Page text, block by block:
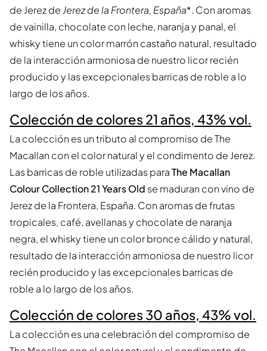
de Jerez de Jerez de la Frontera, España*. Con aromas
de vainilla, chocolate con leche, naranja y panal, el
whisky tiene un color marrón castaño natural, resultado
de la interacción armoniosa de nuestro licor recién
producido y las excepcionales barricas de roble a lo
largo de los años.
Colección de colores 21 años, 43% vol.
La colección es un tributo al compromiso de The
Macallan con el color natural y el condimento de Jerez.
Las barricas de roble utilizadas paraThe Macallan
Colour Collection 21 Years Old se maduran con vino de
Jerez de la Frontera, España. Con aromas de frutas
tropicales, café, avellanas y chocolate de naranja
negra, el whisky tiene un color bronce cálido y natural,
resultado de la interacción armoniosa de nuestro licor
recién producido y las excepcionales barricas de
roble a lo largo de los años.
Colección de colores 30 años, 43% vol.
La colección es una celebración del compromiso de